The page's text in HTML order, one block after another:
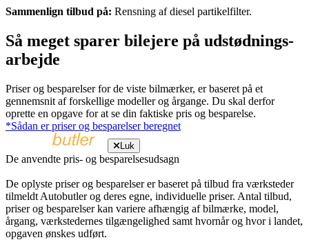
Sammenlign tilbud på: Rensning af diesel partikelfilter.
Så meget sparer bilejere på udstødnings-
arbejde
Priser og besparelser for de viste bilmærker, er baseret på et
gennemsnit af forskellige modeller og årgange. Du skal derfor
oprette en opgave for at se din faktiske pris og besparelse.
*Sådan er priser og besparelser beregnet
Luk
De anvendte pris- og besparelsesudsagn
De oplyste priser og besparelser er baseret på tilbud fra værksteder
tilmeldt Autobutler og deres egne, individuelle priser. Antal tilbud,
priser og besparelser kan variere afhængig af bilmærke, model,
årgang, værkstedernes tilgængelighed samt hvornår og hvor i landet,
opgaven ønskes udført.